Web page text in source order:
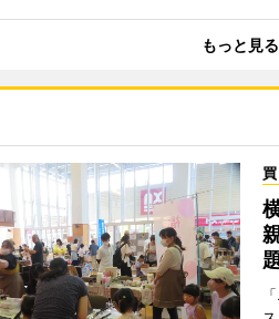
もっと見る
買